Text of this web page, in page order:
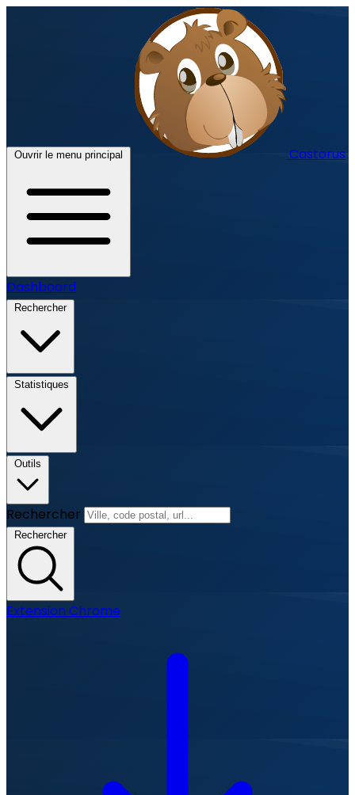
Ouvrir le menu principal Castorus
Dashboard
Rechercher
Statistiques
Outils
Rechercher
Rechercher
Extension Chrome